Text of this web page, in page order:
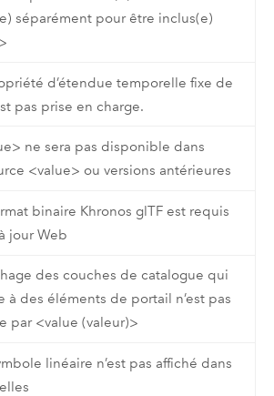
séparément pour être inclus(e)
d’étendue temporelle fixe de
pas prise en charge.
ne sera pas disponible dans
<value> ou versions antérieures
binaire Khronos glTF est requis
jour Web
des couches de catalogue qui
à des éléments de portail n’est pas
par <value (valeur)>
linéaire n’est pas affiché dans